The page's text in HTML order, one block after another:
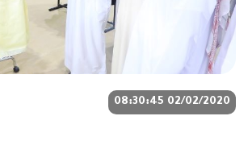
02/02/2020 08:30:45